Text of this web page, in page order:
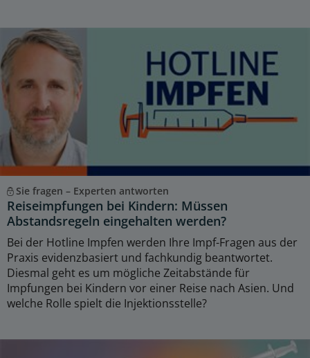
Sie fragen – Experten antworten
Reiseimpfungen bei Kindern: Müssen
Abstandsregeln eingehalten werden?
Bei der Hotline Impfen werden Ihre Impf-Fragen aus der
Praxis evidenzbasiert und fachkundig beantwortet.
Diesmal geht es um mögliche Zeitabstände für
Impfungen bei Kindern vor einer Reise nach Asien. Und
welche Rolle spielt die Injektionsstelle?